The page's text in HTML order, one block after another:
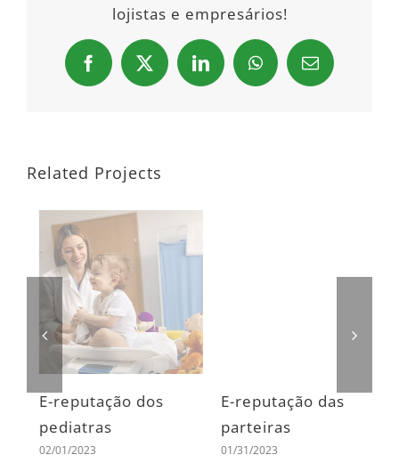
lojistas e empresários!
Facebook
X LinkedInWhatsAppEmail
Related Projects
E-reputação dos
pediatras
02/01/2023
E-reputação das
parteiras
01/31/2023